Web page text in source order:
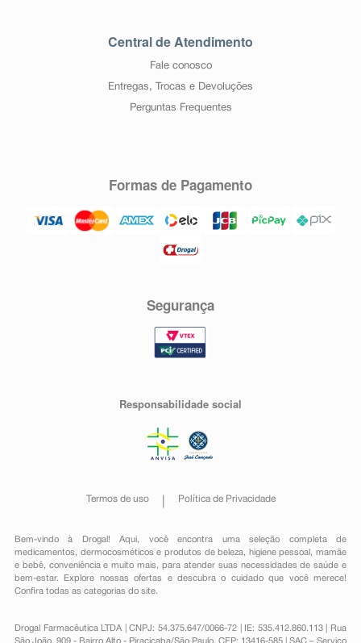
Central de Atendimento
Fale conosco
Entregas, Trocas e Devoluções
Perguntas Frequentes
Formas de Pagamento
Segurança
Responsabilidade social
Termos de uso Política de Privacidade
Bem-vindo à Drogal! Aqui, você encontra uma seleção completa de
medicamentos , dermocosméticos e produtos de beleza, higiene pessoal ,mamãe
e bebê, conveniênciae muito mais, para atender suas necessidades de saúde e
bem-estar. Explore nossas ofertas e descubra o cuidado que você merece!
Confira todas as categorias do site.
Drogal Farmacêutica LTDA | CNPJ: 54.375.647/0066-72 | IE: 535.412.860.113 | Rua
São João, 909 - Bairro Alto - Piracicaba/São Paulo, CEP: 13416-585 | SAC – Serviço